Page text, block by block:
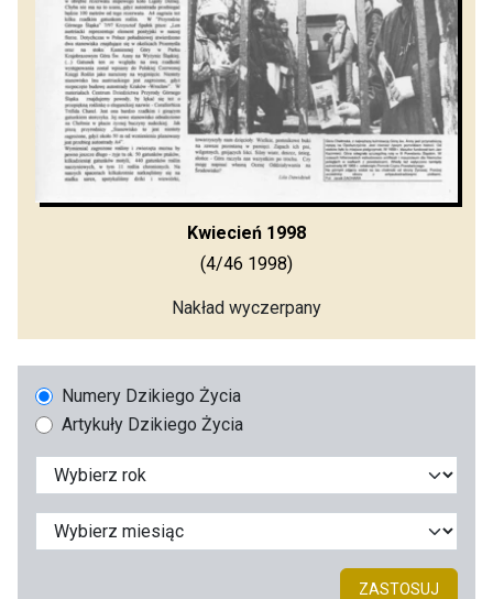
Kwiecień 1998
(4/46 1998)
Nakład wyczerpany
Numery Dzikiego Życia
Artykuły Dzikiego Życia
ZASTOSUJ